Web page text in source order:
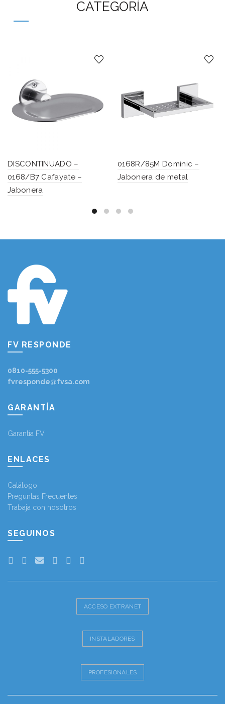
CATEGORÍA
DISCONTINUADO –
0168/B7 Cafayate –
Jabonera
0168R/85M Dominic –
Jabonera de metal
FV RESPONDE
0810-555-5300
fvresponde@fvsa.com
GARANTÍA
Garantía FV
ENLACES
Catálogo
Preguntas Frecuentes
Trabaja con nosotros
SEGUINOS
ACCESO EXTRANET
INSTALADORES
PROFESIONALES